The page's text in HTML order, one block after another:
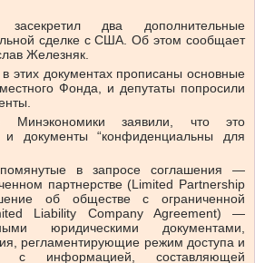
два дополнительные
сделке с США. Об этом сообщает
Железняк.
этих документах прописаны основные
Фонда, и депутаты попросили
Минэкономики заявили, что это
и документы “конфиденциальны для
в запросе соглашения —
партнерстве (Limited Partnership
об обществе с ограниченной
Liability Company Agreement) —
юридическими документами,
регламентирующие режим доступа и
с информацией, составляющей